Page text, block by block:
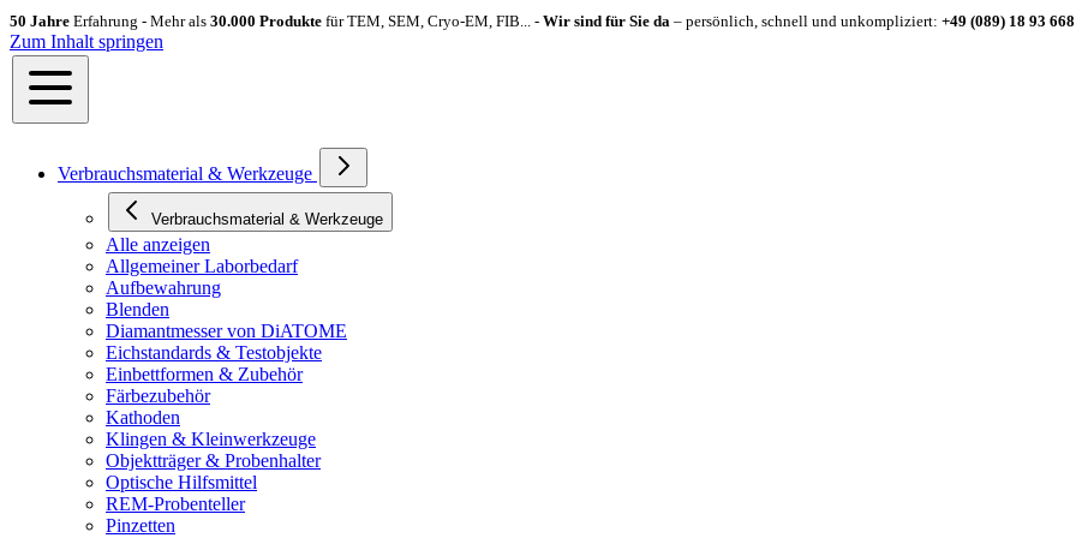
50 Jahre Erfahrung - Mehr als 30.000 Produkte für TEM, SEM, Cryo-EM, FIB... - Wir sind für Sie da – persönlich, schnell und unkompliziert: +49 (089) 18 93
Zum Inhalt springen
Verbrauchsmaterial & Werkzeuge
Verbrauchsmaterial & Werkzeuge
Alle anzeigen
Allgemeiner Laborbedarf
Aufbewahrung
Blenden
Diamantmesser von DiATOME
Eichstandards & Testobjekte
Einbettformen & Zubehör
Färbezubehör
Kathoden
Klingen & Kleinwerkzeuge
Objektträger & Probenhalter
Optische Hilfsmittel
REM-Probenteller
Pinzetten